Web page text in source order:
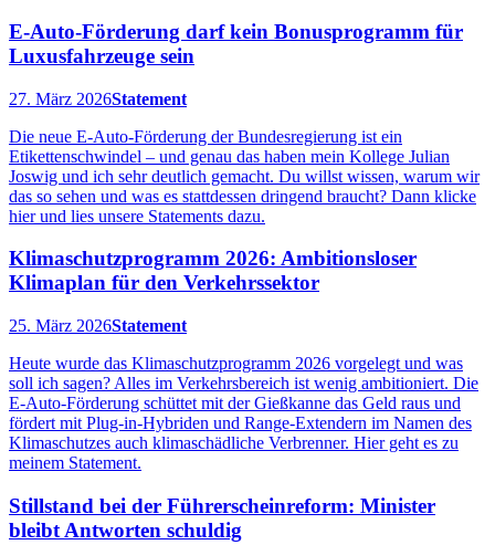
E-Auto-Förderung darf kein Bonusprogramm für
Luxusfahrzeuge sein
27. März 2026Statement
Die neue E-Auto-Förderung der Bundesregierung ist ein
Etikettenschwindel – und genau das haben mein Kollege Julian
Joswig und ich sehr deutlich gemacht. Du willst wissen, warum wir
das so sehen und was es stattdessen dringend braucht? Dann klicke
hier und lies unsere Statements dazu.
Klimaschutzprogramm 2026: Ambitionsloser
Klimaplan für den Verkehrssektor
25. März 2026Statement
Heute wurde das Klimaschutzprogramm 2026 vorgelegt und was
soll ich sagen? Alles im Verkehrsbereich ist wenig ambitioniert. Die
E-Auto-Förderung schüttet mit der Gießkanne das Geld raus und
fördert mit Plug-in-Hybriden und Range-Extendern im Namen des
Klimaschutzes auch klimaschädliche Verbrenner. Hier geht es zu
meinem Statement.
Stillstand bei der Führerscheinreform: Minister
bleibt Antworten schuldig